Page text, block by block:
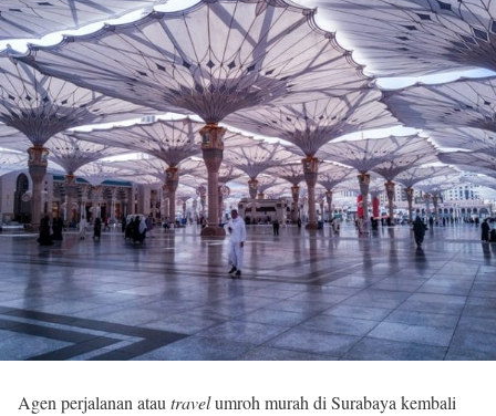
Agen perjalanan atautravelumroh murah di Surabaya kembali